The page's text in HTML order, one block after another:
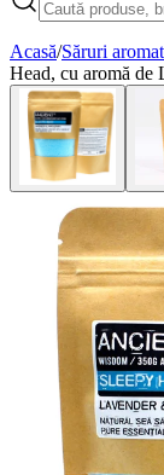
Acasă/Săruri
Head, cu aromă de